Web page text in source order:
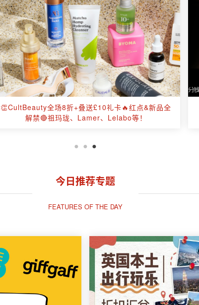
👏CultBeauty全场8折+叠送£10礼卡🔥红点&新品全
解禁🔴祖玛珑、Lamer、Lelabo等！
今日推荐专题
FEATURES OF THE DAY